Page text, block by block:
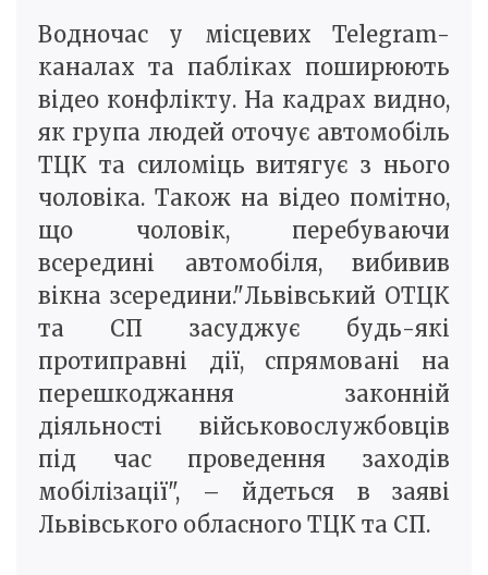
Водночас у місцевих Telegram-
каналах та пабліках поширюють
відео конфлікту. На кадрах видно,
як група людей оточує автомобіль
ТЦК та силоміць витягує з нього
чоловіка. Також на відео помітно,
що чоловік, перебуваючи
всередині автомобіля, вибивив
вікна зсередини."Львівський ОТЦК
та СП засуджує будь-які
протиправні дії, спрямовані на
перешкоджання законній
діяльності військовослужбовців
під час проведення заходів
мобілізації", – йдеться в заяві
Львівського обласного ТЦК та СП.